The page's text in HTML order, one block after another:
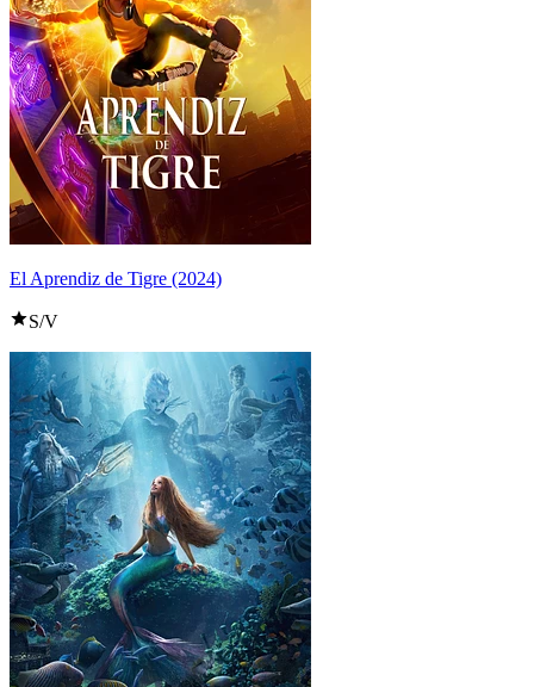
El Aprendiz de Tigre (2024)
S/V